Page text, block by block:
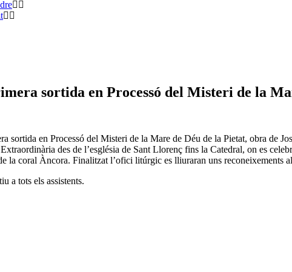
sortida en Processó del Misteri de la
sortida en Processó del Misteri de la Mare de Déu de la Pietat, obra de
des de l’església de Sant Llorenç fins la Catedral, on es
la coral Àncora. Finalitzat l’ofici litúrgic es lliuraran uns reconeixements
a tots els assistents.